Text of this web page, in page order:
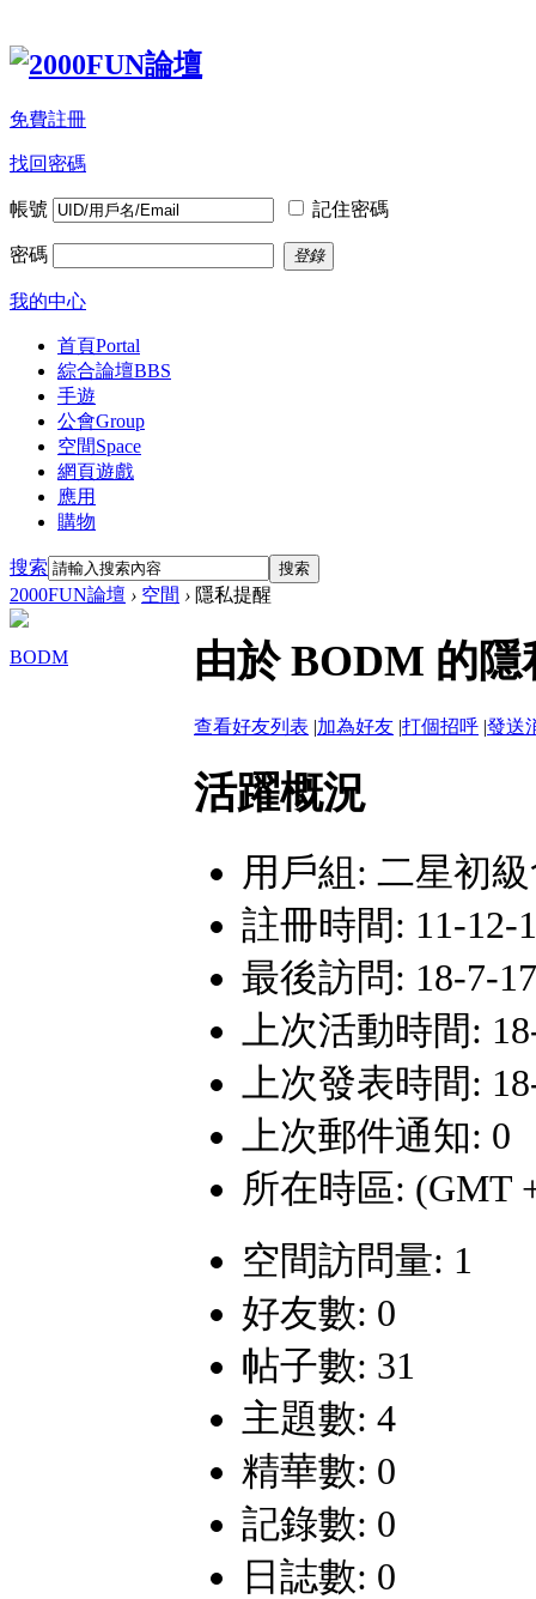
免費註冊
找回密碼
帳號 記住密碼
密碼 登錄
我的中心
首頁Portal
綜合論壇BBS
手遊
公會Group
空間Space
網頁遊戲
應用
購物
搜索 搜索
2000FUN論壇 › 空間 › 隱私提醒
BODM 由於 BODM 的
查看好友列表 |加為好友 |打個招呼 |發送
活躍概況
用戶組: 二星初
註冊時間: 11-12-
最後訪問: 18-7-
上次活動時間:
上次發表時間:
上次郵件通知: 0
所在時區: (GMT
空間訪問量: 1
好友數: 0
帖子數: 31
主題數: 4
精華數: 0
記錄數: 0
日誌數: 0